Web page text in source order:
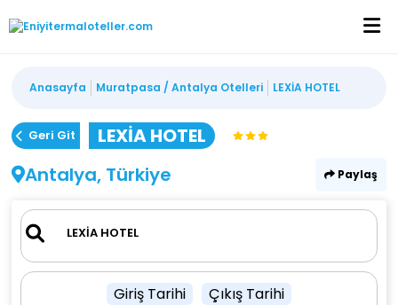
Anasayfa Muratpasa / Antalya Otelleri LEXİA HOTEL
Geri Git
LEXİA HOTEL
Antalya, Türkiye
Paylaş
Giriş Tarihi Çıkış Tarihi